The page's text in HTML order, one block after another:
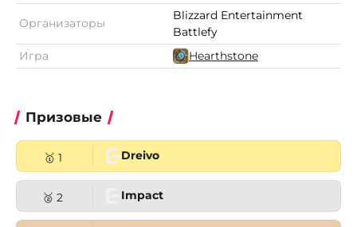
Организаторы
Blizzard Entertainment
Battlefy
Игра
Hearthstone
Призовые
🥇 1 Dreivo
🥈 2 Impact